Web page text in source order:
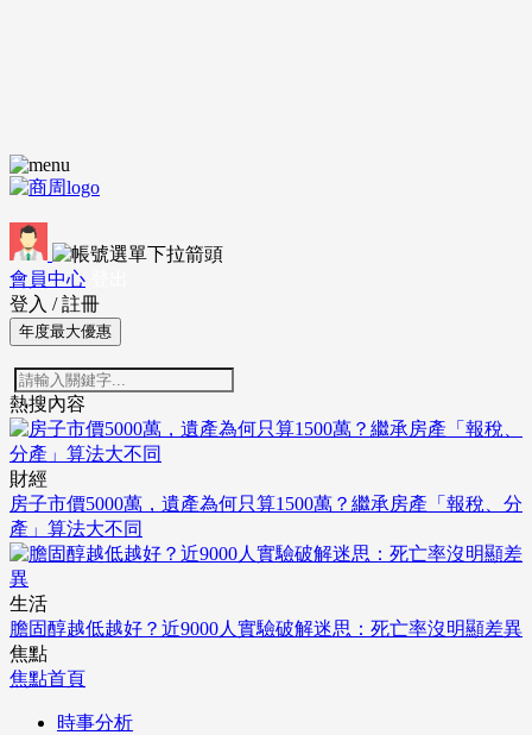
會員中心
登入 / 註冊
年度最大優惠
熱搜內容
財經
房子市價5000萬，遺產為何只算1500萬？繼承房產「報稅、分
產」算法大不同
生活
膽固醇越低越好？近9000人實驗破解迷思：死亡率沒明顯差異
焦點
焦點首頁
時事分析